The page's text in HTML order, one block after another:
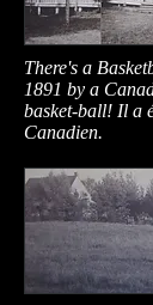
There's a
1891 by a
basket-ball! Il a
Canadien.